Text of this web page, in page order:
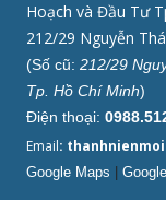
Hoạch và Đầu Tư
212/29 Nguyễn
(Số cũ: 212/29
Tp. Hồ Chí Minh)
Điện thoại:
Email:
Google Maps